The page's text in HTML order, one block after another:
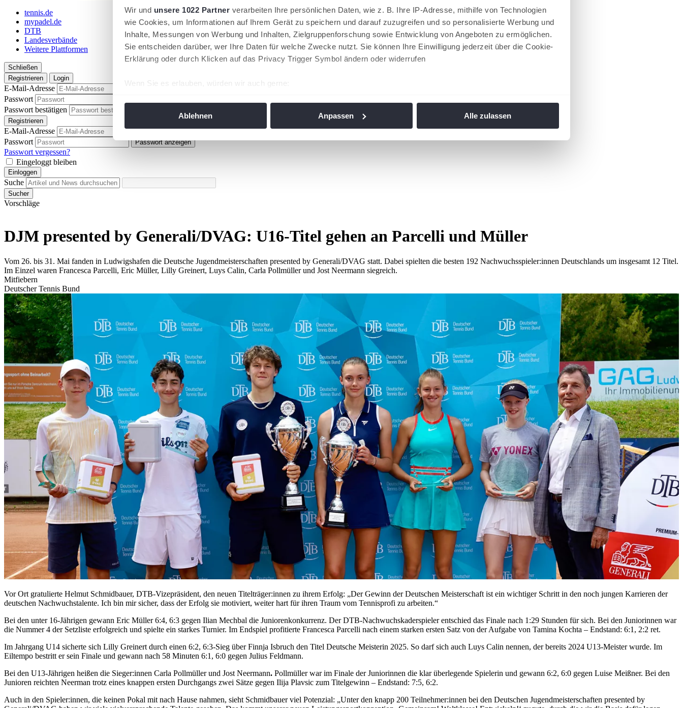
Wir und unsere 1022 Partner verarbeiten Ihre persönlichen Daten, wie z. B. Ihre IP-Adresse, mithilfe von Technologien
wie Cookies, um Informationen auf Ihrem Gerät zu speichern und darauf zuzugreifen und so personalisierte Werbung und
Inhalte, Messungen von Werbung und Inhalten, Zielgruppenforschung sowie Entwicklung von Angeboten zu ermöglichen.
Sie entscheiden darüber, wer Ihre Daten für welche Zwecke nutzt. Sie können Ihre Einwilligung jederzeit über die Cookie-
Erklärung oder durch Klicken auf das Privacy Trigger Symbol ändern oder widerrufen
Wenn Sie es erlauben, würden wir auch gerne:
Ablehnen Anpassen Alle zulassen
tennis.de
mypadel.de
DTB
Landesverbände
Weitere Plattformen
Schließen
Registrieren
Login
E-Mail-Adresse
Passwort
Passwort bestätigen
Registrieren
E-Mail-Adresse
Passwort
Passwort anzeigen
Passwort vergessen?
Eingeloggt bleiben
Einloggen
Suche
Sucher
Vorschläge
DJM presented by Generali/DVAG: U16-Titel gehen an Parcelli und Müller
Vom 26. bis 31. Mai fanden in Ludwigshafen die Deutsche Jugendmeisterschaften presented by Generali/DVAG statt. Dabei spielten die besten 192 Nachwuchsspieler:innen Deutschlands um insgesamt 12 Titel.
Im Einzel waren Francesca Parcelli, Eric Müller, Lilly Greinert, Luys Calin, Carla Pollmüller und Jost Neermann siegreich.
Mitfiebern
Deutscher Tennis Bund
Vor Ort gratulierte Helmut Schmidbauer, DTB-Vizepräsident, den neuen Titelträger:innen zu ihrem Erfolg: „Der Gewinn der Deutschen Meisterschaft ist ein wichtiger Schritt in den noch jungen Karrieren der
deutschen Nachwuchstalente. Ich bin mir sicher, dass der Erfolg sie motiviert, weiter hart für ihren Traum vom Tennisprofi zu arbeiten.“
Bei den unter 16-Jährigen gewann Eric Müller 6:4, 6:3 gegen Ilian Mechbal die Juniorenkonkurrenz. Der DTB-Nachwuchskaderspieler entschied das Finale nach 1:29 Stunden für sich. Bei den Juniorinnen war
die Nummer 4 der Setzliste erfolgreich und spielte ein starkes Turnier. Im Endspiel profitierte Francesca Parcelli nach einem starken ersten Satz von der Aufgabe von Tamina Kochta – Endstand: 6:1, 2:2 ret.
Im Jahrgang U14 sicherte sich Lilly Greinert durch einen 6:2, 6:3-Sieg über Finnja Isbruch den Titel Deutsche Meisterin 2025. So darf sich auch Luys Calin nennen, der bereits 2024 U13-Meister wurde. Im
Eiltempo bestritt er sein Finale und gewann nach 58 Minuten 6:1, 6:0 gegen Julius Feldmann.
Bei den U13-Jährigen heißen die Sieger:innen Carla Pollmüller und Jost Neermann. Pollmüller war im Finale der Juniorinnen die klar überlegende Spielerin und gewann 6:2, 6:0 gegen Luise Meißner. Bei den
Junioren reichten Neerman trotz eines knappen ersten Durchgangs zwei Sätze gegen Ilija Plavsic zum Titelgewinn – Endstand: 7:5, 6:2.
Auch in den Spieler:innen, die keinen Pokal mit nach Hause nahmen, sieht Schmidbauer viel Potenzial: „Unter den knapp 200 Teilnehmer:innen bei den Deutschen Jugendmeisterschaften presented by